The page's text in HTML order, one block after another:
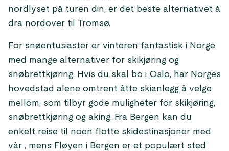
nordlyset på turen din, er det beste alternativet å
dra nordover til Tromsø.
For snøentusiaster er vinteren fantastisk i Norge
med mange alternativer for skikjøring og
snøbrettkjøring. Hvis du skal bo i Oslo, har Norges
hovedstad alene omtrent åtte skianlegg å velge
mellom, som tilbyr gode muligheter for skikjøring,
snøbrettkjøring og aking. Fra Bergen kan du
enkelt reise til noen flotte skidestinasjoner med
vår , mens Fløyen i Bergen er et populært sted